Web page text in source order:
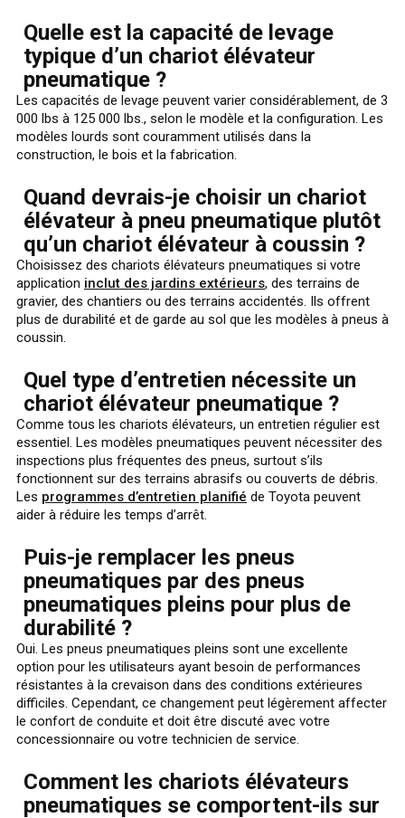
Quelle est la capacité de levage
typique d’un chariot élévateur
pneumatique ?
Les capacités de levage peuvent varier considérablement, de 3
000 lbs à 125 000 lbs., selon le modèle et la configuration. Les
modèles lourds sont couramment utilisés dans la
construction, le bois et la fabrication.
Quand devrais-je choisir un chariot
élévateur à pneu pneumatique plutôt
qu’un chariot élévateur à coussin ?
Choisissez des chariots élévateurs pneumatiques si votre
application inclut des jardins extérieurs, des terrains de
gravier, des chantiers ou des terrains accidentés. Ils offrent
plus de durabilité et de garde au sol que les modèles à pneus à
coussin.
Quel type d’entretien nécessite un
chariot élévateur pneumatique ?
Comme tous les chariots élévateurs, un entretien régulier est
essentiel. Les modèles pneumatiques peuvent nécessiter des
inspections plus fréquentes des pneus, surtout s’ils
fonctionnent sur des terrains abrasifs ou couverts de débris.
Les programmes d’entretien planifié de Toyota peuvent
aider à réduire les temps d’arrêt.
Puis-je remplacer les pneus
pneumatiques par des pneus
pneumatiques pleins pour plus de
durabilité ?
Oui. Les pneus pneumatiques pleins sont une excellente
option pour les utilisateurs ayant besoin de performances
résistantes à la crevaison dans des conditions extérieures
difficiles. Cependant, ce changement peut légèrement affecter
le confort de conduite et doit être discuté avec votre
concessionnaire ou votre technicien de service.
Comment les chariots élévateurs
pneumatiques se comportent-ils sur